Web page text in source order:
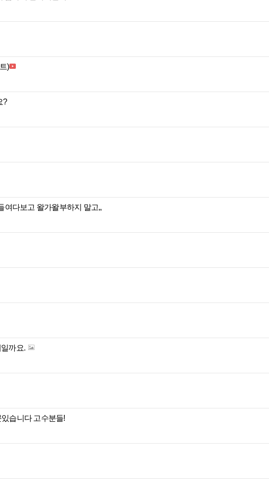
)
?
여다보고 왈가왈부하지 말고,,
까요.
습니다 고수분들!